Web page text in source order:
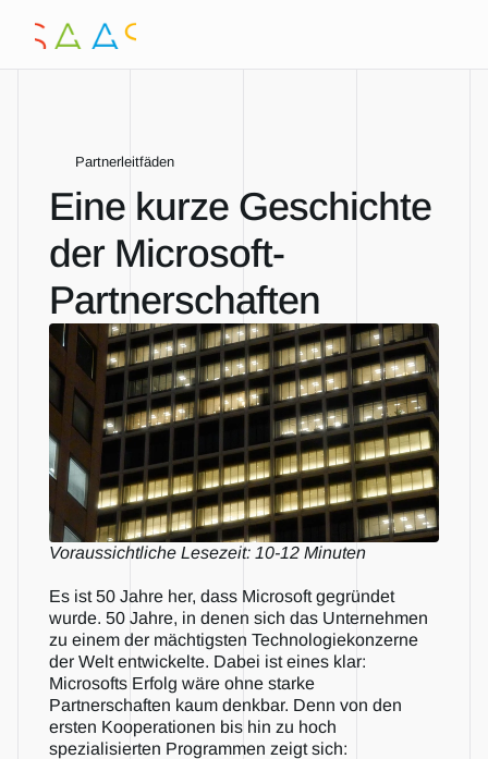
Partnerleitfäden
Eine kurze Geschichte
der Microsoft-
Partnerschaften
Voraussichtliche Lesezeit: 10-12 Minuten
Es ist 50 Jahre her, dass Microsoft gegründet
wurde. 50 Jahre, in denen sich das Unternehmen
zu einem der mächtigsten Technologiekonzerne
der Welt entwickelte. Dabei ist eines klar:
Microsofts Erfolg wäre ohne starke
Partnerschaften kaum denkbar. Denn von den
ersten Kooperationen bis hin zu hoch
spezialisierten Programmen zeigt sich: